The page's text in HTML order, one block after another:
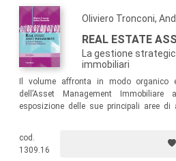
Oliviero Tronconi,
REAL ESTATE
La gestione
immobiliari
Il volume affronta in modo organico
dell’Asset Management Immobiliare
esposizione delle sue principali aree
strumenti finanziari che
rivolge in primo luogo ai professionisti
l’interesse anche di studiosi e studenti
cod.
1309.16